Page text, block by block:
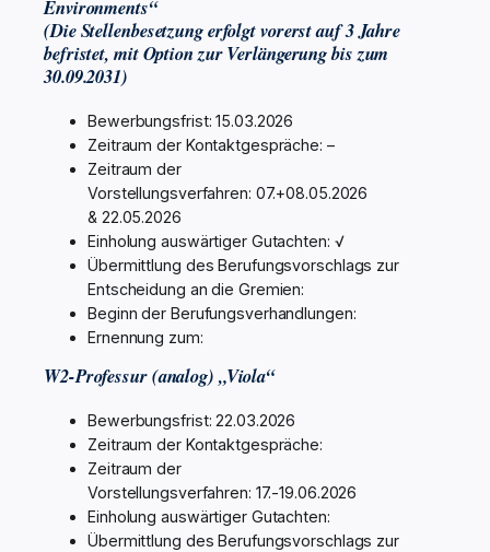
Environments“
(Die Stellenbesetzung erfolgt vorerst auf 3 Jahre
befristet, mit Option zur Verlängerung bis zum
30.09.2031)
Bewerbungsfrist: 15.03.2026
Zeitraum der Kontaktgespräche: –
Zeitraum der
Vorstellungsverfahren: 07.+08.05.2026
& 22.05.2026
Einholung auswärtiger Gutachten: √
Übermittlung des Berufungsvorschlags zur
Entscheidung an die Gremien:
Beginn der Berufungsverhandlungen:
Ernennung zum:
W2-Professur (analog) „Viola“
Bewerbungsfrist: 22.03.2026
Zeitraum der Kontaktgespräche:
Zeitraum der
Vorstellungsverfahren: 17.-19.06.2026
Einholung auswärtiger Gutachten:
Übermittlung des Berufungsvorschlags zur